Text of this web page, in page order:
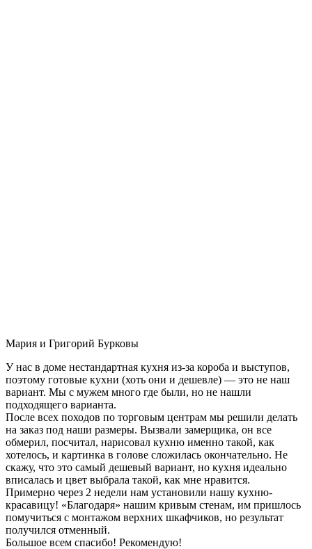
Мария и Григорий Бурковы
У нас в доме нестандартная кухня из-за короба и выступов,
поэтому готовые кухни (хоть они и дешевле) — это не наш
вариант. Мы с мужем много где были, но не нашли
подходящего варианта.
После всех походов по торговым центрам мы решили делать
на заказ под наши размеры. Вызвали замерщика, он все
обмерил, посчитал, нарисовал кухню именно такой, как
хотелось, и картинка в голове сложилась окончательно. Не
скажу, что это самый дешевый вариант, но кухня идеально
вписалась и цвет выбрала такой, как мне нравится.
Примерно через 2 недели нам установили нашу кухню-
красавицу! «Благодаря» нашим кривым стенам, им пришлось
помучиться с монтажом верхних шкафчиков, но результат
получился отменный.
Большое всем спасибо! Рекомендую!